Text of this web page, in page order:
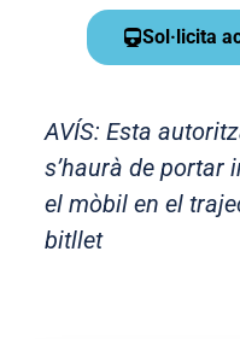
Sol·licita
AVÍS:Esta
s’haurà de portar
el mòbil en el
bitllet